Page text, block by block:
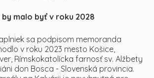
by malo byť v roku 2028
sa podpisom memoranda
v roku 2023 mesto Košice,
Rímskokatolícka farnosť sv. Alžbety
don Bosca - Slovenská provincia.